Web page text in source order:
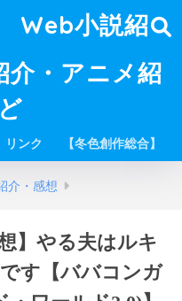
Web小説紹
介・アニメ紹
リンク 【冬色創作総合】
介・感想
】やる夫はルキ
す【ババコンガ